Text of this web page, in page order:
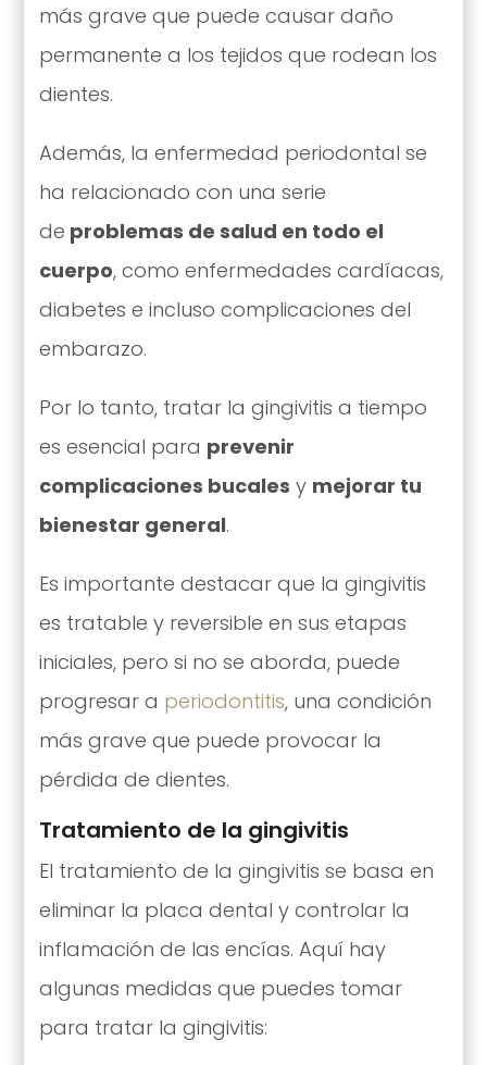
más grave que puede causar daño
permanente a los tejidos que rodean los
dientes.
Además, la enfermedad periodontal se
ha relacionado con una serie
de problemas de salud en todo el
cuerpo, como enfermedades cardíacas,
diabetes e incluso complicaciones del
embarazo.
Por lo tanto, tratar la gingivitis a tiempo
es esencial para prevenir
complicaciones bucales y mejorar tu
bienestar general.
Es importante destacar que la gingivitis
es tratable y reversible en sus etapas
iniciales, pero si no se aborda, puede
progresar a periodontitis, una condición
más grave que puede provocar la
pérdida de dientes.
Tratamiento de la gingivitis
El tratamiento de la gingivitis se basa en
eliminar la placa dental y controlar la
inflamación de las encías. Aquí hay
algunas medidas que puedes tomar
para tratar la gingivitis: